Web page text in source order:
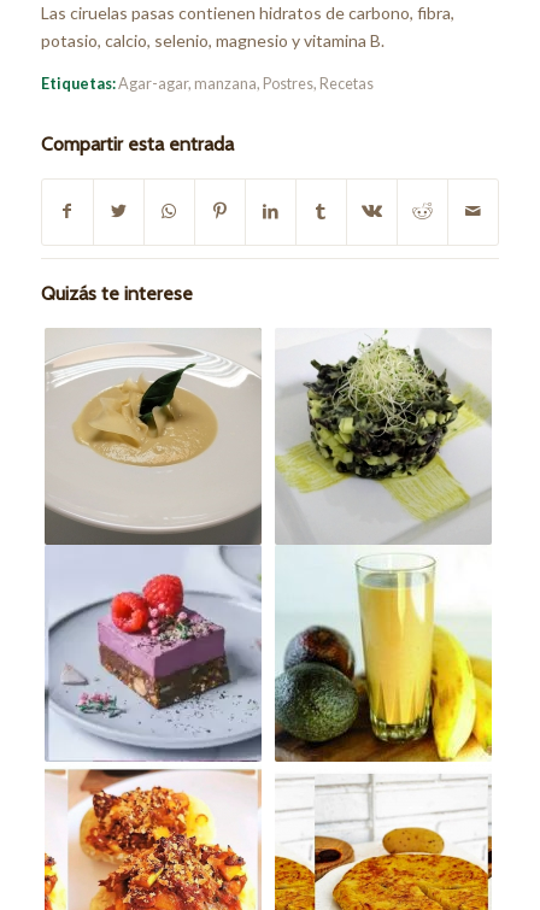
Las ciruelas pasas contienen hidratos de carbono, fibra,
potasio, calcio, selenio, magnesio y vitamina B.
Etiquetas:Agar-agar, manzana, Postres, Recetas
Compartir esta entrada
Quizás te interese